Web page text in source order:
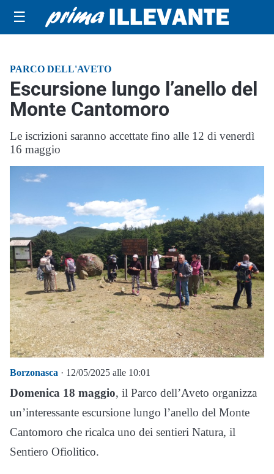
☰
PARCO DELL'AVETO
Escursione lungo l’anello del
Monte Cantomoro
Le iscrizioni saranno accettate fino alle 12 di venerdì
16 maggio
Borzonasca · 12/05/2025 alle 10:01
Domenica 18 maggio, il Parco dell’Aveto organizza
un’interessante escursione lungo l’anello del Monte
Cantomoro che ricalca uno dei sentieri Natura, il
Sentiero Ofiolitico.